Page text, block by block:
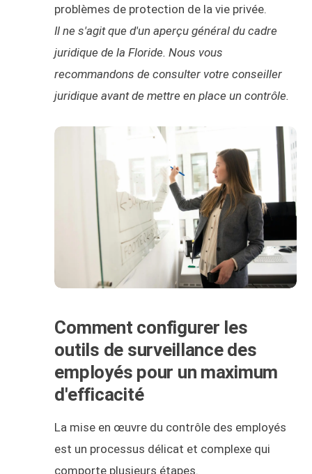
problèmes de protection de la vie privée.
Il ne s'agit que d'un aperçu général du cadre
juridique de la Floride. Nous vous
recommandons de consulter votre conseiller
juridique avant de mettre en place un contrôle.
Comment configurer les
outils de surveillance des
employés pour un maximum
d'efficacité
La mise en œuvre du contrôle des employés
est un processus délicat et complexe qui
comporte plusieurs étapes.